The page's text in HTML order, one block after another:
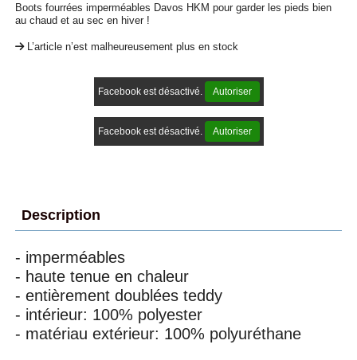
Boots fourrées imperméables Davos HKM pour garder les pieds bien
au chaud et au sec en hiver !
L’article n’est malheureusement plus en stock
Facebook est désactivé. Autoriser
Facebook est désactivé. Autoriser
Description
- imperméables
- haute tenue en chaleur
- entièrement doublées teddy
- intérieur: 100% polyester
- matériau extérieur: 100% polyuréthane